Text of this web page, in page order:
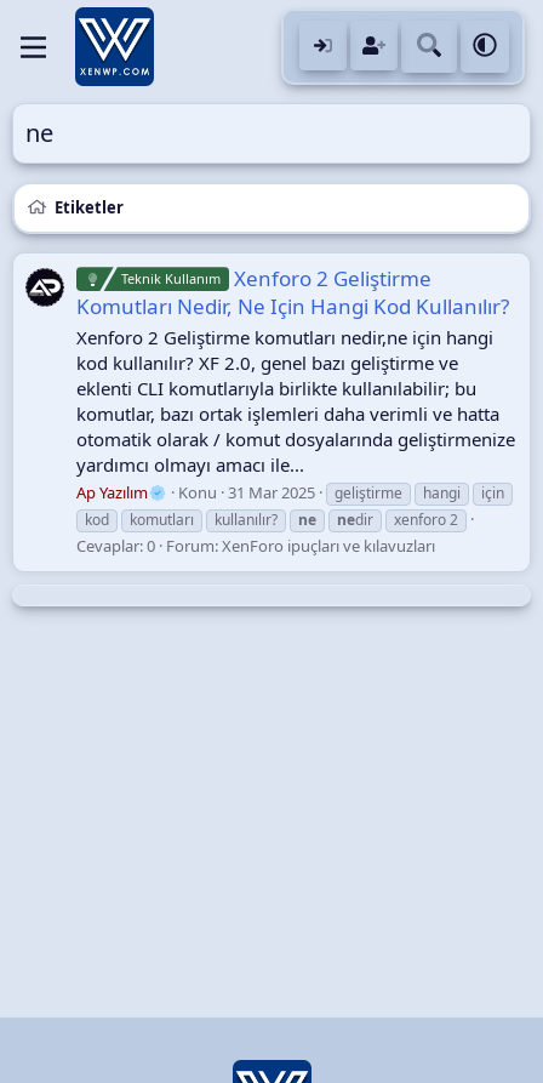
ne
Etiketler
Teknik Kullanım
Xenforo 2 Geliştirme
Komutları Nedir, Ne Için Hangi Kod Kullanılır?
Xenforo 2 Geliştirme komutları nedir,ne için hangi
kod kullanılır? XF 2.0, genel bazı geliştirme ve
eklenti CLI komutlarıyla birlikte kullanılabilir; bu
komutlar, bazı ortak işlemleri daha verimli ve hatta
otomatik olarak / komut dosyalarında geliştirmenize
yardımcı olmayı amacı ile...
Ap Yazılım Konu 31 Mar 2025 geliştirme hangi
için
kod
komutları kullanılır? ne nedir xenforo 2
Cevaplar: 0 Forum:XenForo ipuçları ve kılavuzları